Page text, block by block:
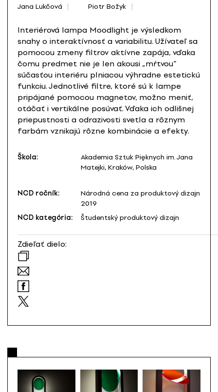
Jana Lukčová Piotr Božyk
Interiérová lampa Moodlight je výsledkom
snahy o interaktívnosť a variabilitu. Užívateľ sa
pomocou zmeny filtrov aktívne zapája, vďaka
čomu predmet nie je len akousi „mŕtvou“
súčasťou interiéru plniacou výhradne estetickú
funkciu. Jednotlivé filtre, ktoré sú k lampe
pripájané pomocou magnetov, možno meniť,
otáčať i vertikálne posúvať. Vďaka ich odlišnej
priepustnosti a odrazivosti svetla a rôznym
farbám vznikajú rôzne kombinácie a efekty.
Škola:
Akademia Sztuk Pięknych im. Jana
Matejki, Kraków, Polska
NCD ročník:
Národná cena za produktový dizajn
2019
NCD kategória:
Študentský produktový dizajn
Zdieľať dielo: